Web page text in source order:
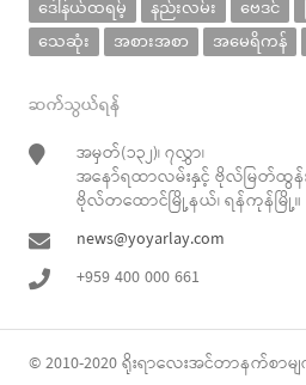
ဒေါ်နယ်ထရမ့်
နည်းလမ်း ဗေဒင်
သေဆုံး
အစားအစာ အမေရိကန်
ဆက်သွယ်ရန်
အမှတ်(၁၃၂)၊ ၇လွှာ၊
အနော်ရထာလမ်းနှင့် ဗိုလ်မြတ်ထွန်
ဗိုလ်တထောင်မြို့နယ်၊ ရန်ကုန်မြို့။
news@yoyarlay.com
+959 400 000 661
© 2010-2020ရိုးရာလေးအင်တာနက်စာမျ